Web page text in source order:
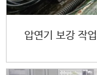
압연기 보강 작업